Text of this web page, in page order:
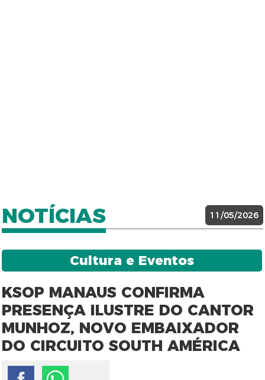
NOTÍCIAS 11/05/2026
Cultura e Eventos
KSOP MANAUS CONFIRMA
PRESENÇA ILUSTRE DO CANTOR
MUNHOZ, NOVO EMBAIXADOR
DO CIRCUITO SOUTH AMÉRICA